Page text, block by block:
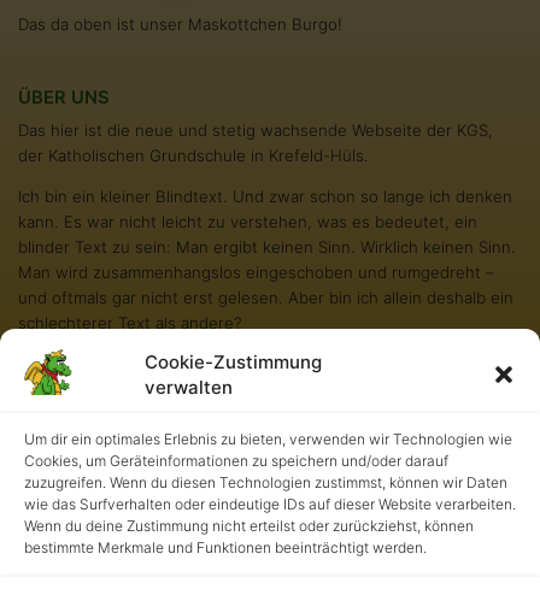
Cookie-Zustimmung
verwalten
Um dir ein optimales Erlebnis zu bieten, verwenden wir Technologien wie
Cookies, um Geräteinformationen zu speichern und/oder darauf
zuzugreifen. Wenn du diesen Technologien zustimmst, können wir Daten
wie das Surfverhalten oder eindeutige IDs auf dieser Website verarbeiten.
Wenn du deine Zustimmung nicht erteilst oder zurückziehst, können
bestimmte Merkmale und Funktionen beeinträchtigt werden.
Das da oben ist unser Maskottchen Burgo!
ÜBER UNS
Das hier ist die neue und stetig wachsende Webseite der KGS,
der Katholischen Grundschule in Krefeld-Hüls.
Ich bin ein kleiner Blindtext. Und zwar schon so lange ich denken
kann. Es war nicht leicht zu verstehen, was es bedeutet, ein
blinder Text zu sein: Man ergibt keinen Sinn. Wirklich keinen Sinn.
Man wird zusammenhangslos eingeschoben und rumgedreht –
und oftmals gar nicht erst gelesen. Aber bin ich allein deshalb ein
schlechterer Text als andere?
Na gut, ich werde nie in den Bestsellerlisten stehen. Aber andere
Texte schaffen das auch nicht. Und darum stört es mich nicht
lesen, so habe ich als kleiner Blindtext etwas geschafft, wovon all
die richtigen und wichtigen Texte meist nur träumen.